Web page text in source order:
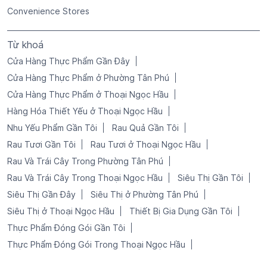
Convenience Stores
Từ khoá
Cửa Hàng Thực Phẩm Gần Đây
Cửa Hàng Thực Phẩm ở Phường Tân Phú
Cửa Hàng Thực Phẩm ở Thoại Ngọc Hầu
Hàng Hóa Thiết Yếu ở Thoại Ngọc Hầu
Nhu Yếu Phẩm Gần Tôi
Rau Quả Gần Tôi
Rau Tươi Gần Tôi
Rau Tươi ở Thoại Ngọc Hầu
Rau Và Trái Cây Trong Phường Tân Phú
Rau Và Trái Cây Trong Thoại Ngọc Hầu
Siêu Thị Gần Tôi
Siêu Thị Gần Đây
Siêu Thị ở Phường Tân Phú
Siêu Thị ở Thoại Ngọc Hầu
Thiết Bị Gia Dụng Gần Tôi
Thực Phẩm Đóng Gói Gần Tôi
Thực Phẩm Đóng Gói Trong Thoại Ngọc Hầu